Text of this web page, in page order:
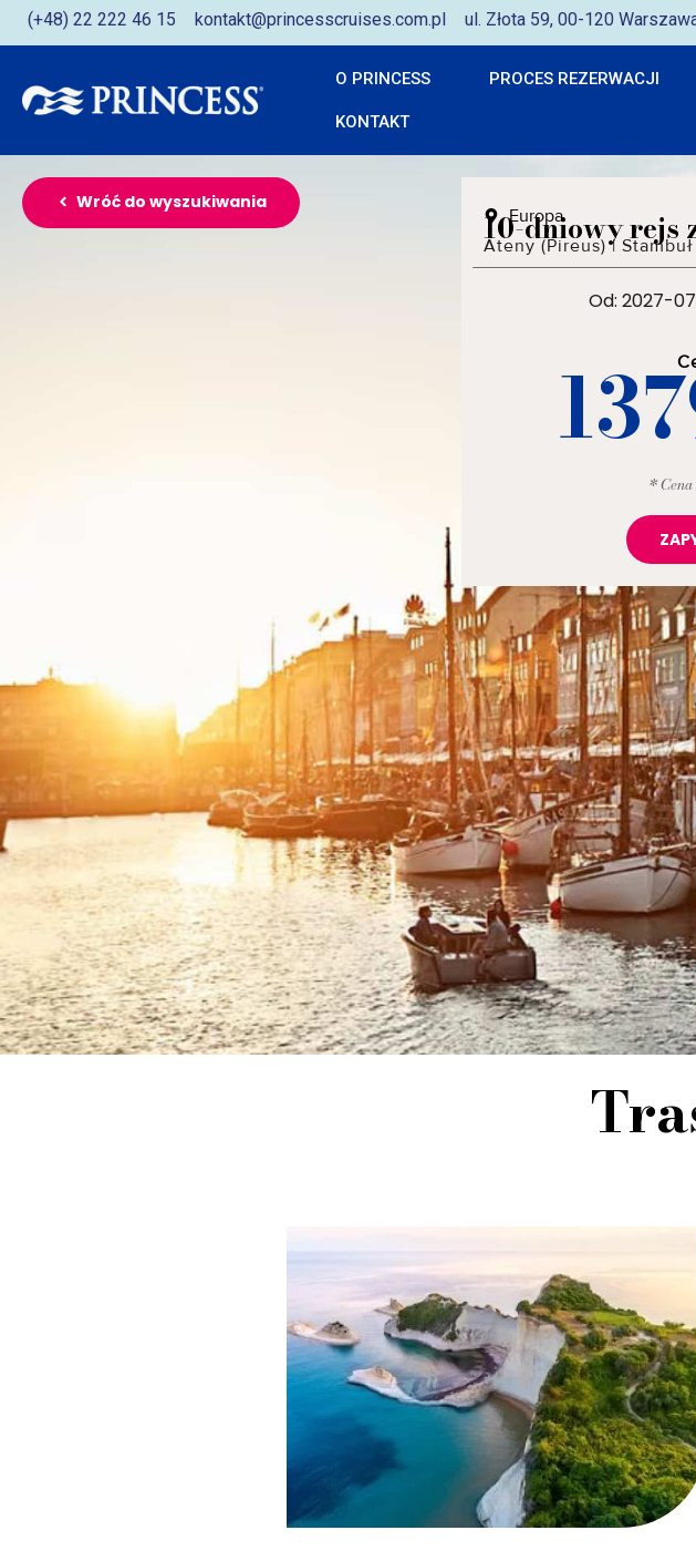
(+48) 22 222 46 15 kontakt@princesscruises.com.pl ul. Złota 59, 00-120
O PRINCESS PROCES REZERWACJI
KONTAKT
Wróć do wyszukiwania
Europa
10-dniowy rejs
Ateny (Pireus)|Stambuł
Od: 2027-
* Cena